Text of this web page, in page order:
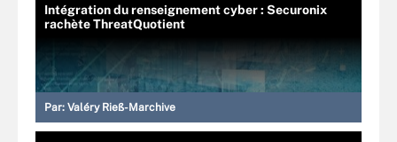
Intégration du renseignement cyber : Securonix
rachète ThreatQuotient
Par: Valéry Rieß-Marchive